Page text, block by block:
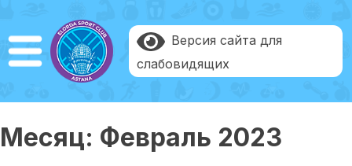
Версия сайта для
слабовидящих
Месяц: Февраль 2023